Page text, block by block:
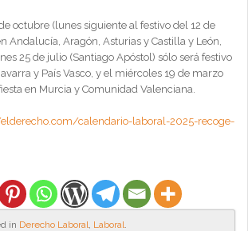
octubre (lunes siguiente al festivo del 12 de
Andalucía, Aragón, Asturias y Castilla y León,
25 de julio (Santiago Apóstol) sólo será festivo
y País Vasco, y el miércoles 19 de marzo
en Murcia y Comunidad Valenciana.
calendario-laboral-2025-recoge-
in Derecho Laboral, Laboral.